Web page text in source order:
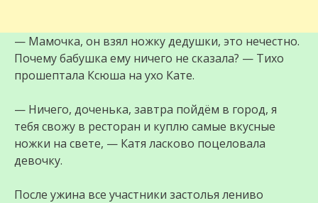
— Мамочка, он взял ножку дедушки, это нечестно.
Почему бабушка ему ничего не сказала? — Тихо
прошептала Ксюша на ухо Кате.
— Ничего, доченька, завтра пойдём в город, я
тебя свожу в ресторан и куплю самые вкусные
ножки на свете, — Катя ласково поцеловала
девочку.
После ужина все участники застолья лениво